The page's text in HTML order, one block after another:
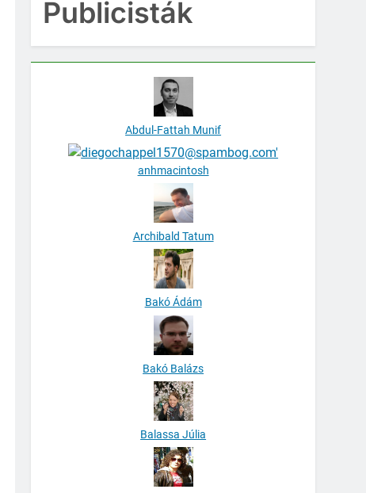
Publicisták
Abdul-Fattah Munif
anhmacintosh
Archibald Tatum
Bakó Ádám
Bakó Balázs
Balassa Júlia